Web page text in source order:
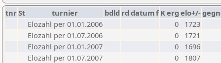
tnrSt turnier bdld rd datumf Kerg elo+/-
Elozahl per 01.01.2006
0
1723
Elozahl per 01.07.2006
0
1721
Elozahl per 01.01.2007
0
1696
Elozahl per 01.07.2007
0
1807